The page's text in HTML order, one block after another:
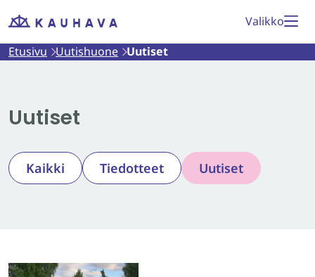
Siirry
Etusivu
Valikko
Etusivu Uutishuone Uutiset
Uutiset
Kaikki Tiedotteet Uutiset